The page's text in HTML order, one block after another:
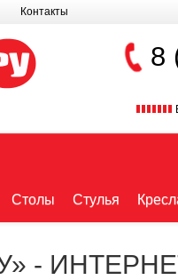
Контакты
8
Столы Стулья
-